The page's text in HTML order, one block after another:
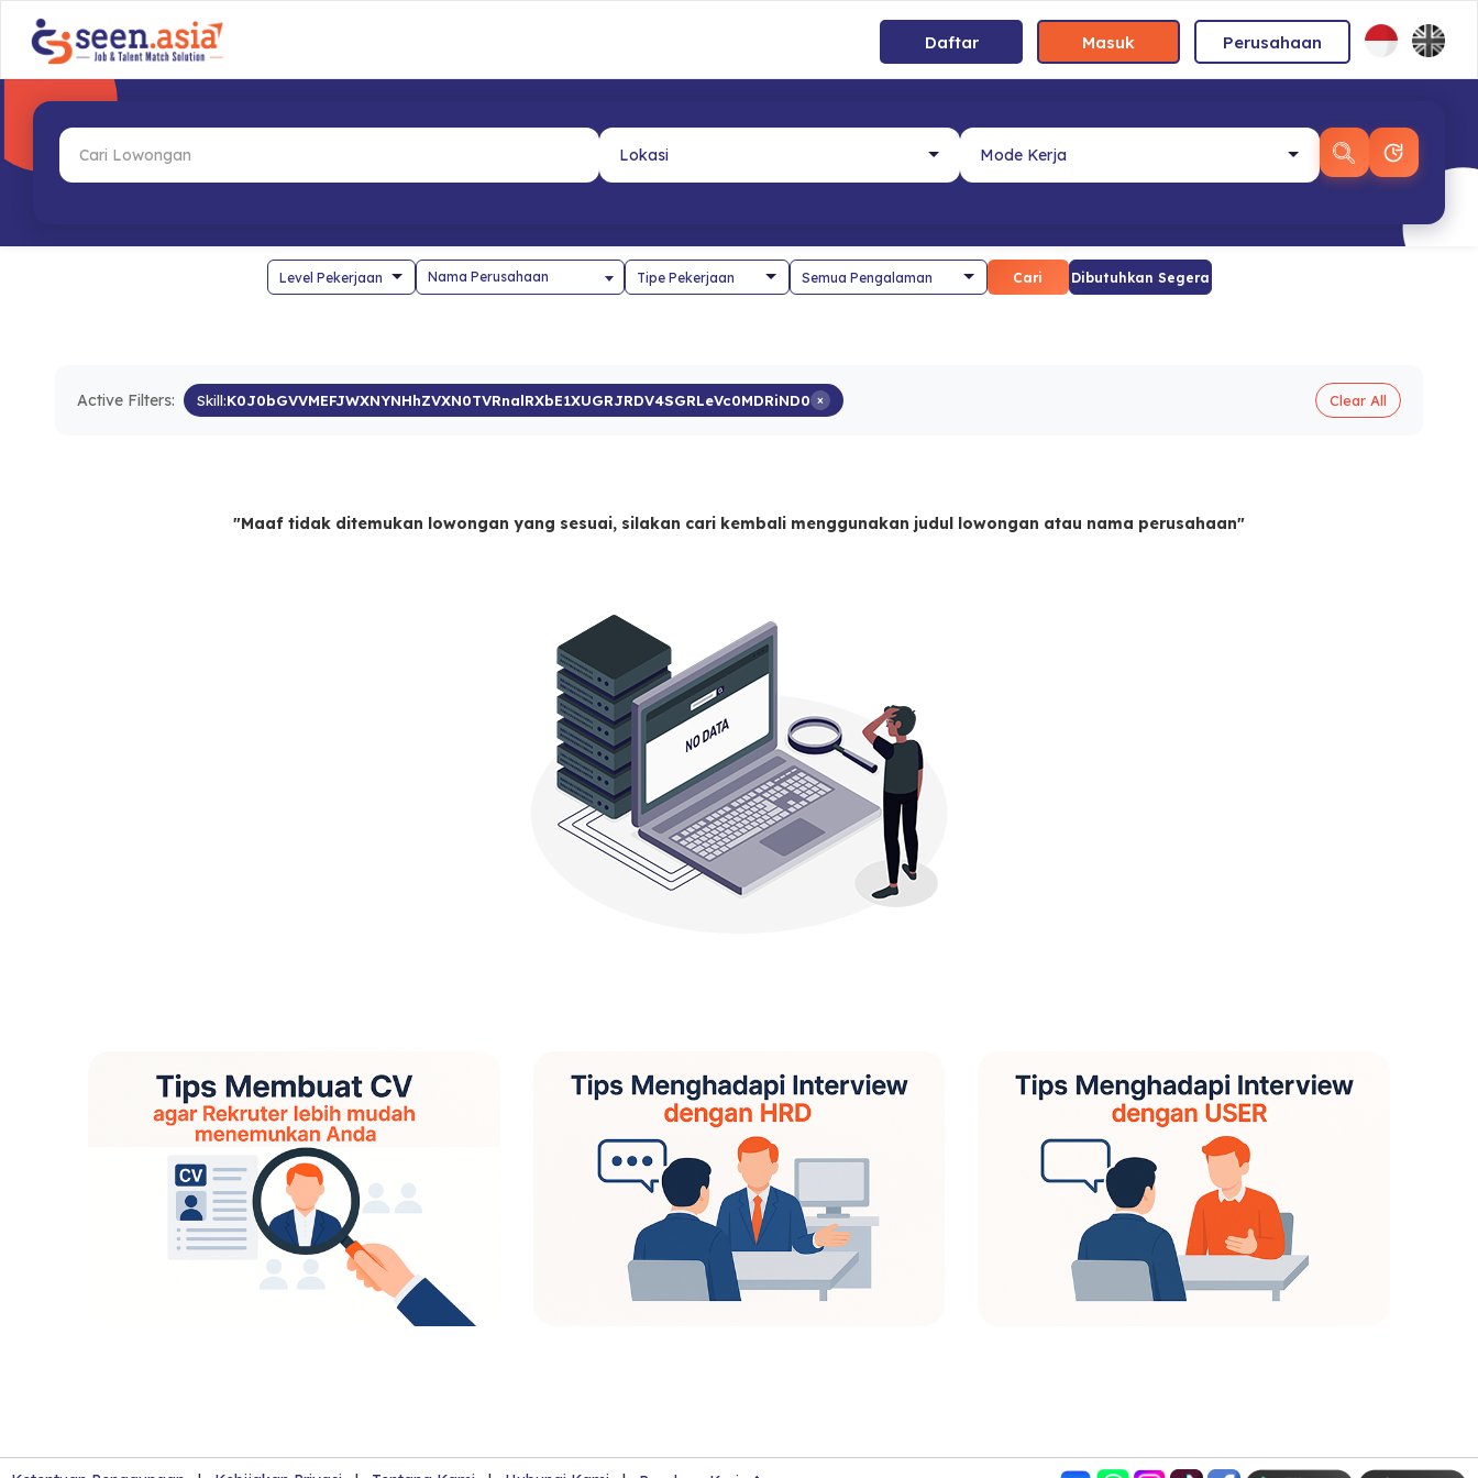
Daftar Masuk Perusahaan
Nama Perusahaan Cari Dibutuhkan Segera
Active Filters: Skill:K0J0bGVVMEFJWXNYNHhZVXN0TVRnalRXbE1XUGRJRDV4SGRLeVc0MDRiND0 × Clear All
"Maaf tidak ditemukan lowongan yang sesuai, silakan cari kembali menggunakan judul lowongan atau nama perusahaan"